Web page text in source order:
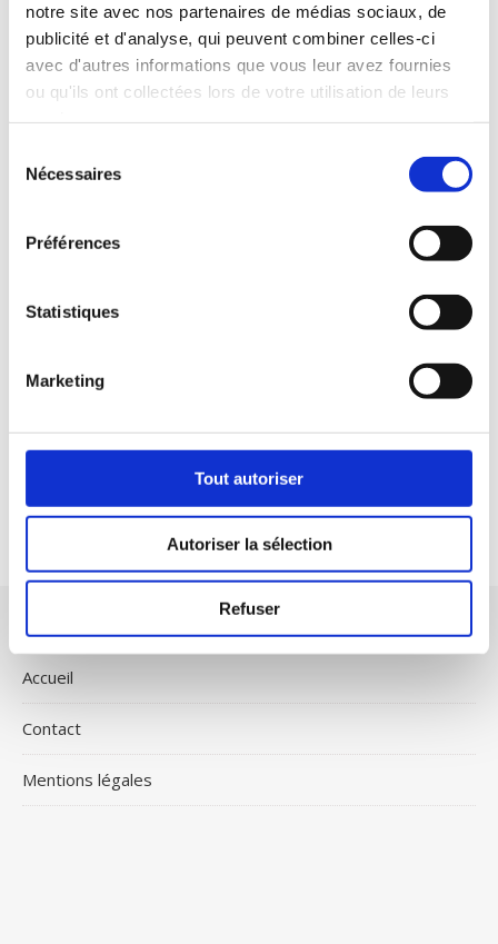
notre site avec nos partenaires de médias sociaux, de
publicité et d'analyse, qui peuvent combiner celles-ci
avec d'autres informations que vous leur avez fournies
ou qu'ils ont collectées lors de votre utilisation de leurs
Nécessaires
Préférences
Statistiques
Marketing
Tout autoriser
Autoriser la sélection
Refuser
LIRE LA SUITE
Recent Posts
Recent Comments
A WordPress Commenter sur Hello world!
Accueil
Contact
Mentions légales